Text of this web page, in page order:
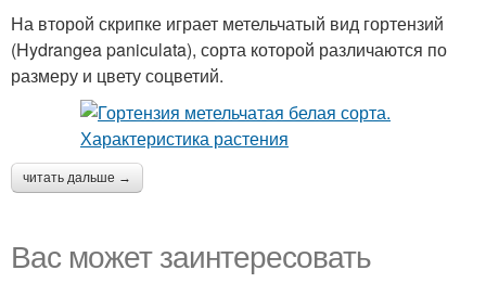
На второй скрипке играет метельчатый вид гортензий
(Hydrangea paniculata), сорта которой различаются по
размеру и цвету соцветий.
читать дальше →
Вас может заинтересовать